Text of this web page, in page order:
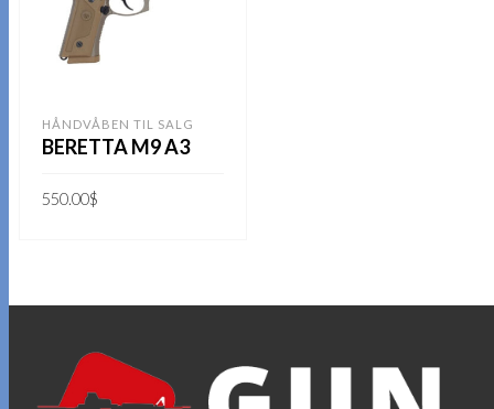
HÅNDVÅBEN TIL SALG
BERETTA M9 A3
550.00$